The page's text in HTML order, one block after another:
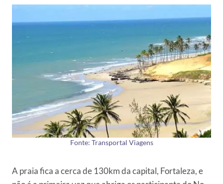
Fonte: Transportal Viagens
A praia fica a cerca de 130km da capital, Fortaleza, e